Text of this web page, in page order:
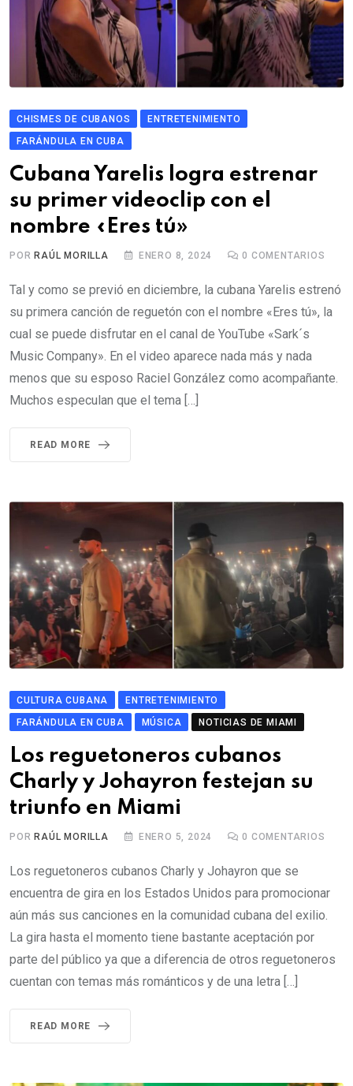
CHISMES DE CUBANOS
ENTRETENIMIENTO
FARÁNDULA EN CUBA
Cubana Yarelis logra estrenar
su primer videoclip con el
nombre «Eres tú»
PORRAÚL MORILLA ENERO 8, 2024 0 COMENTARIOS
Tal y como se previó en diciembre, la cubana Yarelis estrenó
su primera canción de reguetón con el nombre «Eres tú», la
cual se puede disfrutar en el canal de YouTube «Sark´s
Music Company». En el video aparece nada más y nada
menos que su esposo Raciel González como acompañante.
Muchos especulan que el tema […]
READ MORE
CULTURA CUBANA
ENTRETENIMIENTO
FARÁNDULA EN CUBA
MÚSICA NOTICIAS DE MIAMI
Los reguetoneros cubanos
Charly y Johayron festejan su
triunfo en Miami
PORRAÚL MORILLA ENERO 5, 2024 0 COMENTARIOS
Los reguetoneros cubanos Charly y Johayron que se
encuentra de gira en los Estados Unidos para promocionar
aún más sus canciones en la comunidad cubana del exilio.
La gira hasta el momento tiene bastante aceptación por
parte del público ya que a diferencia de otros reguetoneros
cuentan con temas más románticos y de una letra […]
READ MORE